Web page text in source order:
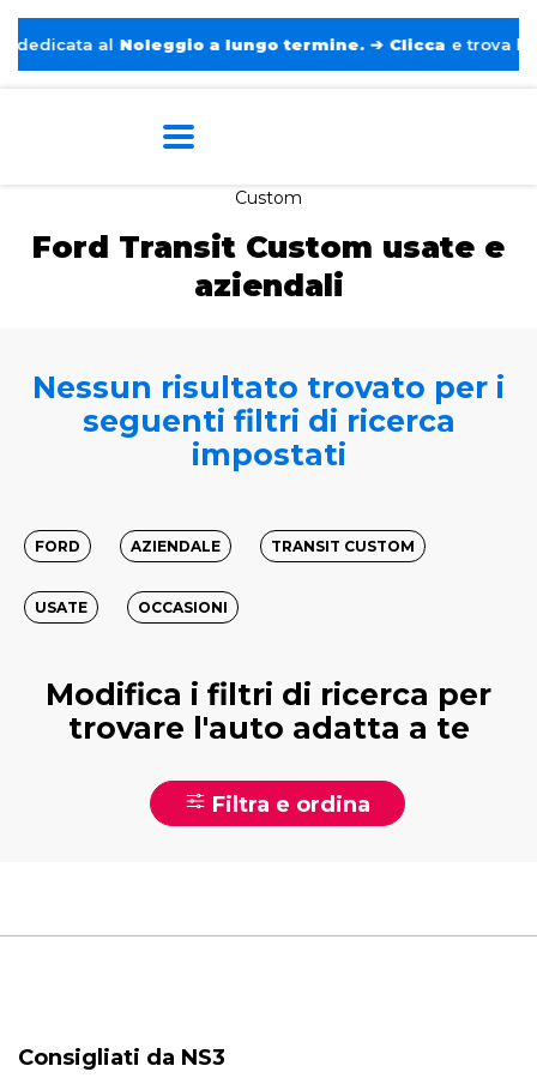
al Noleggio a lungo termine. ➔ Clicca e trova
Custom
Ford Transit Custom usate e
aziendali
Nessun risultato trovato per i
seguenti filtri di ricerca
impostati
FORD AZIENDALE TRANSIT CUSTOM
USATE OCCASIONI
Modifica i filtri di ricerca per
trovare l'auto adatta a te
Filtra e ordina
Consigliati da NS3